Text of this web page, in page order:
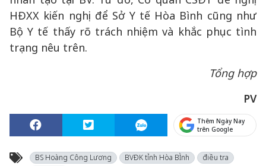
HĐXX kiến nghị để Sở Y tế Hòa Bình cũng như
Bộ Y tế thấy rõ trách nhiệm và khắc phục tình
trạng nêu trên.
Tổng hợp
PV
Thêm Ngày Nay
trên Google
BS Hoàng Công Lương BVĐK tỉnh Hòa BÌnh
điều tra